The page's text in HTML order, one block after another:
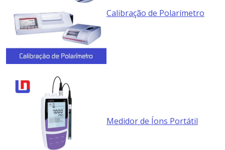
Calibração de Polarímetro
Medidor de Íons Portátil